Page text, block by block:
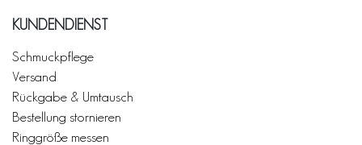
KUNDENDIENST
Schmuckpflege
Versand
Rückgabe & Umtausch
Bestellung stornieren
Ringgröße messen